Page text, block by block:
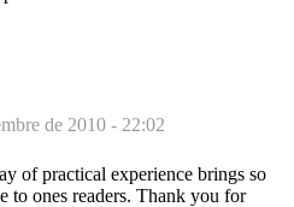
de 2010 - 22:02
of practical experience brings so
to ones readers. Thank you for